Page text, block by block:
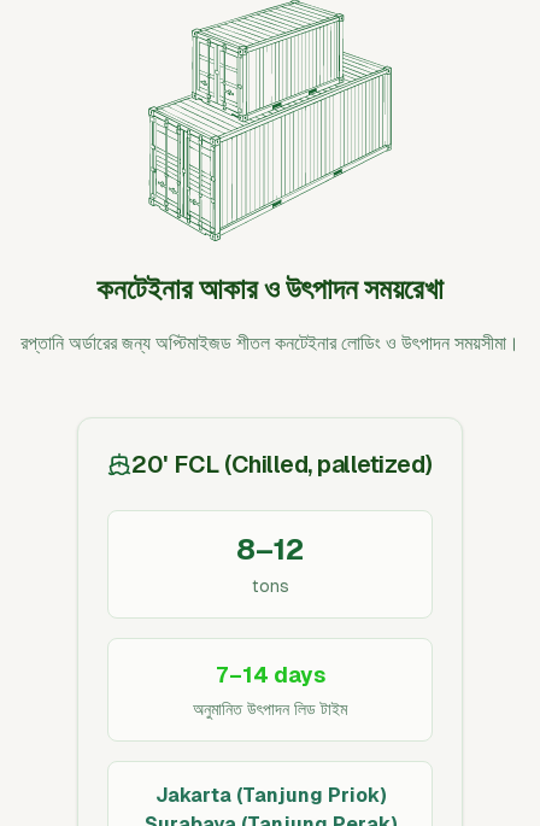
কনটেইনার আকার ও উৎপাদন সময়রেখা
রপ্তানি অর্ডারের জন্য অপ্টিমাইজড শীতল কনটেইনার লোডিং ও উৎপাদন সময়সীমা।
20' FCL (Chilled, palletized)
8–12
tons
7–14 days
অনুমানিত উৎপাদন লিড টাইম
Jakarta (Tanjung Priok)